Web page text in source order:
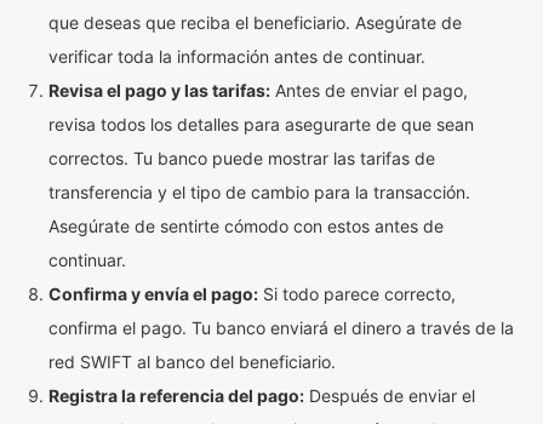
que deseas que reciba el beneficiario. Asegúrate de
verificar toda la información antes de continuar.
Revisa el pago y las tarifas: Antes de enviar el pago,
revisa todos los detalles para asegurarte de que sean
correctos. Tu banco puede mostrar las tarifas de
transferencia y el tipo de cambio para la transacción.
Asegúrate de sentirte cómodo con estos antes de
continuar.
Confirma y envía el pago: Si todo parece correcto,
confirma el pago. Tu banco enviará el dinero a través de la
red SWIFT al banco del beneficiario.
Registra la referencia del pago: Después de enviar el